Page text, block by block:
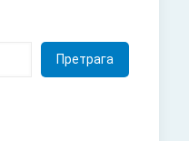
Претрага